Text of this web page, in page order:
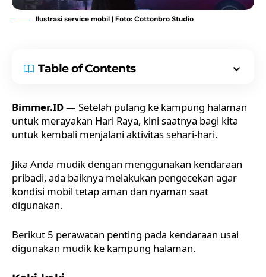
Ilustrasi service mobil | Foto: Cottonbro Studio
Table of Contents
Bimmer.ID — Setelah pulang ke kampung halaman
untuk merayakan Hari Raya, kini saatnya bagi kita
untuk kembali menjalani aktivitas sehari-hari.
Jika Anda mudik dengan menggunakan kendaraan
pribadi, ada baiknya melakukan pengecekan agar
kondisi mobil tetap aman dan nyaman saat
digunakan.
Berikut 5 perawatan penting pada kendaraan usai
digunakan mudik ke kampung halaman.